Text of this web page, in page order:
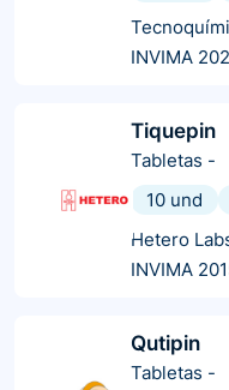
INVIMA
Tiquepin
Tabletas -
10 und
Hetero
INVIMA
Qutipin
Tabletas -